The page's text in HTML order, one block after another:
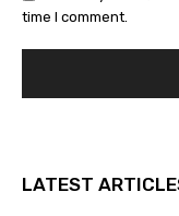
time I comment.
LATEST